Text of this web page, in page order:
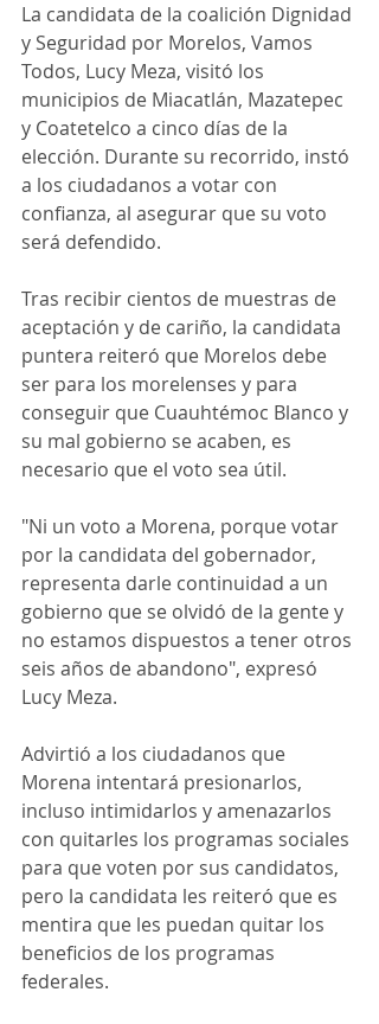
La candidata de la coalición Dignidad
y Seguridad por Morelos, Vamos
Todos, Lucy Meza, visitó los
municipios de Miacatlán, Mazatepec
y Coatetelco a cinco días de la
elección. Durante su recorrido, instó
a los ciudadanos a votar con
confianza, al asegurar que su voto
será defendido.
Tras recibir cientos de muestras de
aceptación y de cariño, la candidata
puntera reiteró que Morelos debe
ser para los morelenses y para
conseguir que Cuauhtémoc Blanco y
su mal gobierno se acaben, es
necesario que el voto sea útil.
"Ni un voto a Morena, porque votar
por la candidata del gobernador,
representa darle continuidad a un
gobierno que se olvidó de la gente y
no estamos dispuestos a tener otros
seis años de abandono", expresó
Lucy Meza.
Advirtió a los ciudadanos que
Morena intentará presionarlos,
incluso intimidarlos y amenazarlos
con quitarles los programas sociales
para que voten por sus candidatos,
pero la candidata les reiteró que es
mentira que les puedan quitar los
beneficios de los programas
federales.